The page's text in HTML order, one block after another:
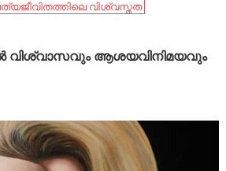
വിശ്വസ്തത
വിശ്വാസവും ആശയവിനിമയവും